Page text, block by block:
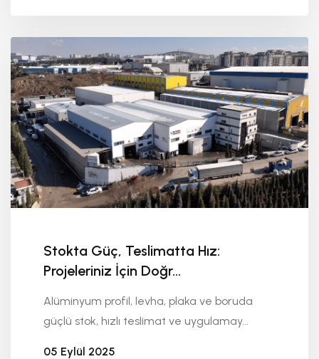
Stokta Güç, Teslimatta Hız:
Projeleriniz İçin Doğr...
Alüminyum profil, levha, plaka ve boruda
güçlü stok, hızlı teslimat ve uygulamay...
05 Eylül 2025